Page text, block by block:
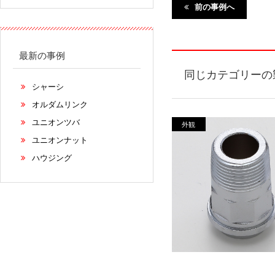
前の事例へ
同じカテゴリー
外観
最新の事例
シャーシ
オルダムリンク
ユニオンツバ
ユニオンナット
ハウジング